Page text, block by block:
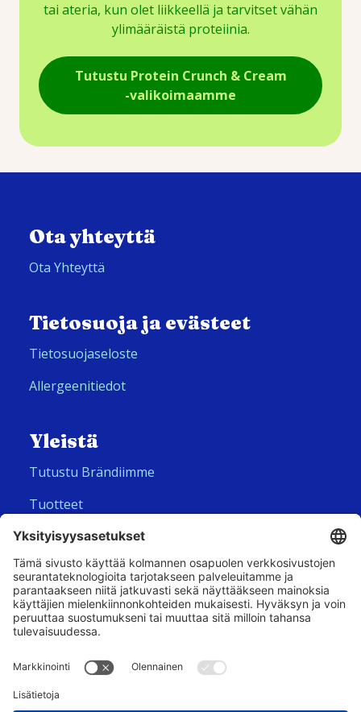
tai ateria, kun olet liikkeellä ja tarvitset vähän
ylimääräistä proteiinia.
Tutustu Protein Crunch & Cream
-valikoimaamme
Ota yhteyttä
Ota Yhteyttä
Tietosuoja ja evästeet
Tietosuojaseloste
Allergeenitiedot
Yleistä
Tutustu Brändiimme
Tuotteet
Meistä
Seuraa meitä
Hero Global